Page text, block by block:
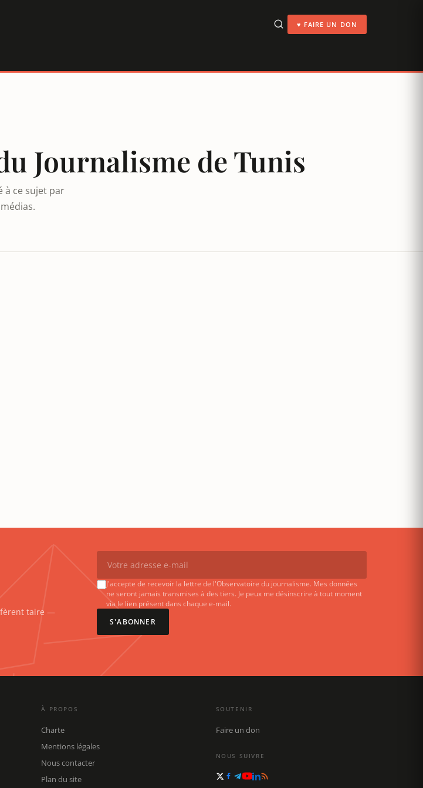
♥ FAIRE UN DON
Journalisme de Tunis
à ce sujet par
taire —
J'accepte de recevoir la lettre de l'Observatoire du journalisme. Mes données
ne seront jamais transmises à des tiers. Je peux me désinscrire à tout moment
via le lien présent dans chaque e-mail.
S'ABONNER
À PROPOS
Charte
Mentions légales
Nous contacter
Plan du site
SOUTENIR
Faire un don
NOUS SUIVRE